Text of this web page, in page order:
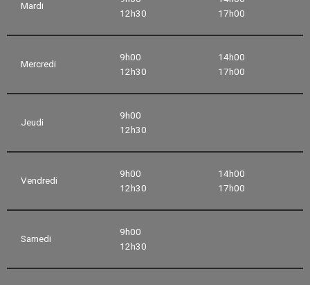
Mardi
12h30
17h00
Mercredi
9h00
12h30
14h00
17h00
Jeudi
9h00
12h30
Vendredi
9h00
12h30
14h00
17h00
Samedi
9h00
12h30